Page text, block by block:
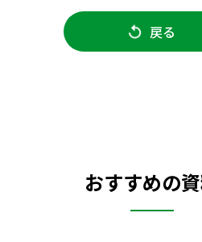
戻る
おすすめの